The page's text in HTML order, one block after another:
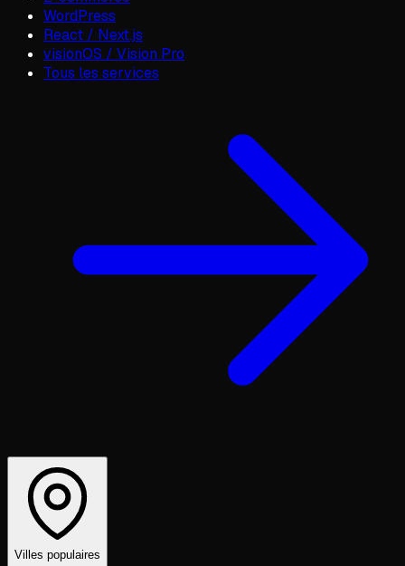
WordPress
React / Next.js
visionOS / Vision Pro
Tous les services
Villes populaires